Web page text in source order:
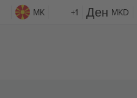
MK +1 MKD